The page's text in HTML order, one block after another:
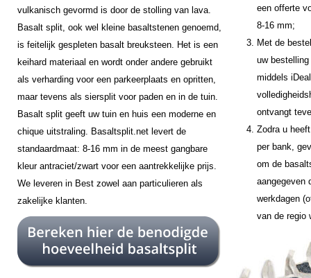
vulkanisch gevormd is door de stolling van lava.
Basalt split, ook wel kleine basaltstenen genoemd,
is feitelijk gespleten basalt breuksteen. Het is een
keihard materiaal en wordt onder andere gebruikt
als verharding voor een parkeerplaats en opritten,
maar tevens als siersplit voor paden en in de tuin.
Basalt split geeft uw tuin en huis een moderne en
chique uitstraling. Basaltsplit.net levert de
standaardmaat: 8-16 mm in de meest gangbare
kleur antraciet/zwart voor een aantrekkelijke prijs.
We leveren in Best zowel aan particulieren als
zakelijke klanten.
een offerte
8-16 mm;
Met de
uw
middels
ontvangt
Zodra u
per bank,
om de
aangegeven
werkdagen
van de regio